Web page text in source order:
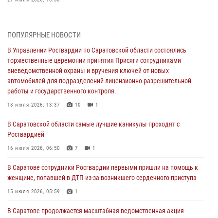
вневедомственной охраны и вручения ключей от новых
автомобилей для подразделений лицензионно-разрешительной
работы и государственного контроля.
18 июля 2026, 13:37 10 1
В Саратовской области самые лучшие каникулы проходят с
Росгвардией
В Саратове сотрудники Росгвардии первыми пришли на помощь к
женщине, попавшей в ДТП из-за возникшего сердечного приступа
В Саратове продолжается масштабная ведомственная акция
"Каникулы с Росгвардией"
ПОПУЛЯРНЫЕ НОВОСТИ
В Управлении Росгвардии по Саратовской области состоялись
торжественные церемонии принятия Присяги сотрудниками
вневедомственной охраны и вручения ключей от новых
автомобилей для подразделений лицензионно-разрешительной
работы и государственного контроля.
18 июля 2026, 13:37 10 1
В Саратовской области самые лучшие каникулы проходят с
Росгвардией
16 июля 2026, 06:50 7 1
В Саратове сотрудники Росгвардии первыми пришли на помощь к
женщине, попавшей в ДТП из-за возникшего сердечного приступа
15 июля 2026, 05:59 1
В Саратове продолжается масштабная ведомственная акция